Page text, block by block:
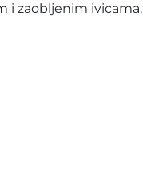
i zaobljenim ivicama.